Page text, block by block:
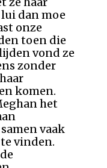
dan moe
onze
toen die
vond ze
zonder
komen.
het
vaak
vinden.